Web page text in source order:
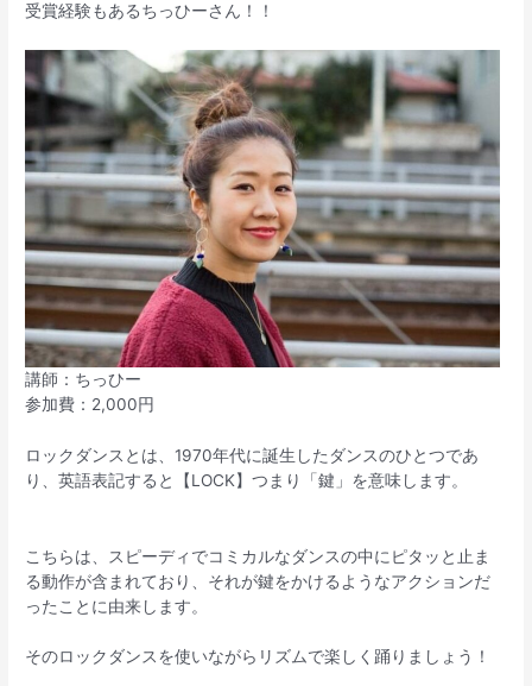
受賞経験もあるちっひーさん！！
講師：ちっひー
参加費：2,000円
ロックダンスとは、1970年代に誕生したダンスのひとつであ
り、英語表記すると【LOCK】つまり「鍵」を意味します。
こちらは、スピーディでコミカルなダンスの中にピタッと止ま
る動作が含まれており、それが鍵をかけるようなアクションだ
ったことに由来します。
そのロックダンスを使いながらリズムで楽しく踊りましょう！